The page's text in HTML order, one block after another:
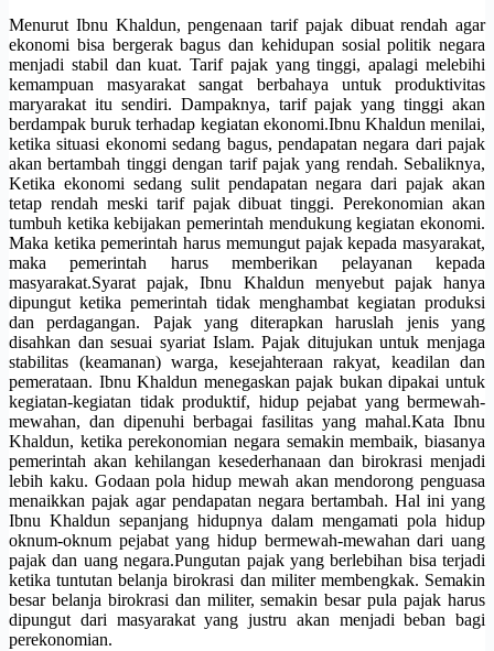
Menurut Ibnu Khaldun, pengenaan tarif pajak dibuat rendah agar
ekonomi bisa bergerak bagus dan kehidupan sosial politik negara
menjadi stabil dan kuat. Tarif pajak yang tinggi, apalagi melebihi
kemampuan masyarakat sangat berbahaya untuk produktivitas
maryarakat itu sendiri. Dampaknya, tarif pajak yang tinggi akan
berdampak buruk terhadap kegiatan ekonomi.Ibnu Khaldun menilai,
ketika situasi ekonomi sedang bagus, pendapatan negara dari pajak
akan bertambah tinggi dengan tarif pajak yang rendah. Sebaliknya,
Ketika ekonomi sedang sulit pendapatan negara dari pajak akan
tetap rendah meski tarif pajak dibuat tinggi. Perekonomian akan
tumbuh ketika kebijakan pemerintah mendukung kegiatan ekonomi.
Maka ketika pemerintah harus memungut pajak kepada masyarakat,
maka pemerintah harus memberikan pelayanan kepada
masyarakat.Syarat pajak, Ibnu Khaldun menyebut pajak hanya
dipungut ketika pemerintah tidak menghambat kegiatan produksi
dan perdagangan. Pajak yang diterapkan haruslah jenis yang
disahkan dan sesuai syariat Islam. Pajak ditujukan untuk menjaga
stabilitas (keamanan) warga, kesejahteraan rakyat, keadilan dan
pemerataan. Ibnu Khaldun menegaskan pajak bukan dipakai untuk
kegiatan-kegiatan tidak produktif, hidup pejabat yang bermewah-
mewahan, dan dipenuhi berbagai fasilitas yang mahal.Kata Ibnu
Khaldun, ketika perekonomian negara semakin membaik, biasanya
pemerintah akan kehilangan kesederhanaan dan birokrasi menjadi
lebih kaku. Godaan pola hidup mewah akan mendorong penguasa
menaikkan pajak agar pendapatan negara bertambah. Hal ini yang
Ibnu Khaldun sepanjang hidupnya dalam mengamati pola hidup
oknum-oknum pejabat yang hidup bermewah-mewahan dari uang
pajak dan uang negara.Pungutan pajak yang berlebihan bisa terjadi
ketika tuntutan belanja birokrasi dan militer membengkak. Semakin
besar belanja birokrasi dan militer, semakin besar pula pajak harus
dipungut dari masyarakat yang justru akan menjadi beban bagi
perekonomian.